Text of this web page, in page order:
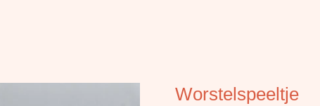
Worstelspeeltje